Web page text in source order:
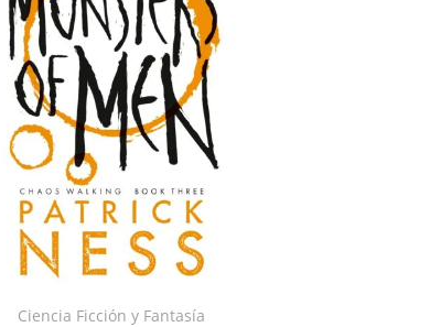
Ciencia Ficción y Fantasía